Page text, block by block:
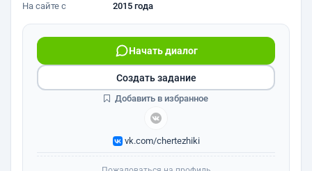
На сайте с
2015 года
Начать диалог
vk.com/chertezhiki
Создать задание
Добавить в избранное